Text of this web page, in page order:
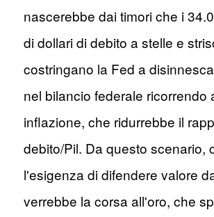
nascerebbe dai timori che i
di dollari di debito a stelle e
costringano la Fed a
nel bilancio federale ricorrendo
inflazione, che ridurrebbe il
debito/Pil. Da questo scenario,
l'esigenza di difendere valore
verrebbe la corsa all'oro, che